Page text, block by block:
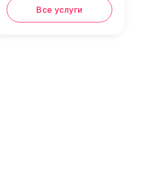
Все услуги